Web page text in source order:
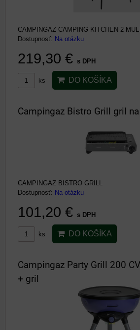
CAMPINGAZ CAMPING KITCHEN 2
Dostupnosť: Na otázku
219,30 € s DPH
ks DO KOŠÍKA
Campingaz Bistro Grill gril
CAMPINGAZ BISTRO GRILL
Dostupnosť: Na otázku
101,20 € s DPH
ks DO KOŠÍKA
Campingaz Party Grill 200
+ gril